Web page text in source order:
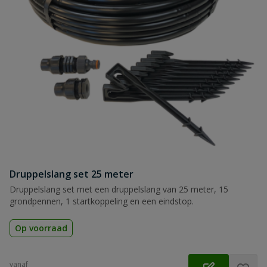
Druppelslang set 25 meter
Druppelslang set met een druppelslang van 25 meter, 15
grondpennen, 1 startkoppeling en een eindstop.
Op voorraad
vanaf